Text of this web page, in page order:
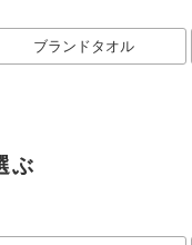
ブランドタオル
ぶ